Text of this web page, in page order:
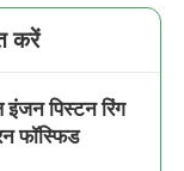
करें
पिस्टन रिंग
फॉस्फिड